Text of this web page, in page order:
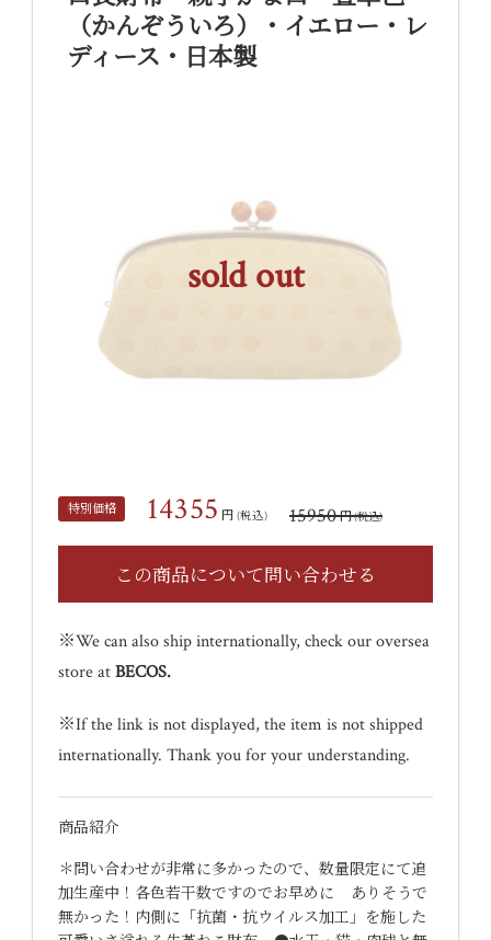
（かんぞういろ）・イエロー・レ
ディース・日本製
sold out
特別価格 14355 円 (税込) 15950円(税込)
※We can also ship internationally, check our oversea
store atBECOS.
※If the link is not displayed, the item is not shipped
internationally. Thank you for your understanding.
商品紹介
＊問い合わせが非常に多かったので、数量限定にて追
加生産中！各色若干数ですのでお早めに ありそうで
無かった！内側に「抗菌・抗ウイルス加工」を施した